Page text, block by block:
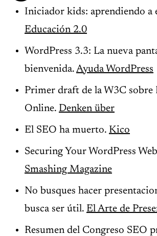
Iniciador kids: aprendiendo a
Educación 2.0
WordPress 3.3: La nueva
bienvenida. Ayuda WordPress
Primer draft de la W3C sobre
Online. Denken über
El SEO ha muerto. Kico
Securing Your WordPress
Smashing Magazine
No busques hacer
busca ser útil. El Arte de
Resumen del Congreso SEO